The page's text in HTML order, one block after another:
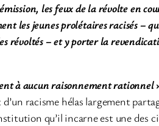
les feux de la révolte en
jeunes prolétaires racisés –
– et y porter la
à aucun raisonnement rationnel
racisme hélas largement
qu’il incarne est une